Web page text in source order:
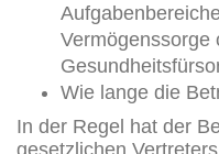
Vermögenssorge
Wie lange die
In der Regel hat der
gesetzlichen